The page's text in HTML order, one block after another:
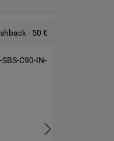
- 50 €